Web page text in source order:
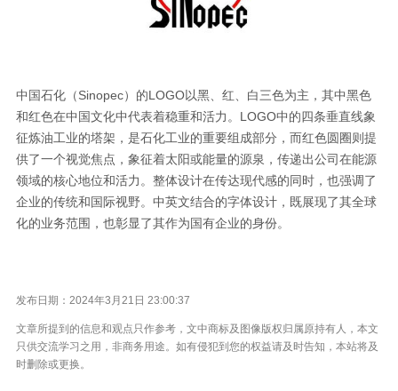
中国石化（Sinopec）的LOGO以黑、红、白三色为主，其中黑色
和红色在中国文化中代表着稳重和活力。LOGO中的四条垂直线象
征炼油工业的塔架，是石化工业的重要组成部分，而红色圆圈则提
供了一个视觉焦点，象征着太阳或能量的源泉，传递出公司在能源
领域的核心地位和活力。整体设计在传达现代感的同时，也强调了
企业的传统和国际视野。中英文结合的字体设计，既展现了其全球
化的业务范围，也彰显了其作为国有企业的身份。
发布日期：2024年3月21日 23:00:37
文章所提到的信息和观点只作参考，文中商标及图像版权归属原持有人，本文
只供交流学习之用，非商务用途。如有侵犯到您的权益请及时告知，本站将及
时删除或更换。